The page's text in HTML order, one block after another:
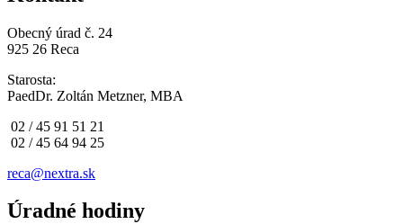
Obecný úrad č. 24
925 26 Reca
Starosta:
PaedDr. Zoltán Metzner, MBA
02 / 45 91 51 21
02 / 45 64 94 25
reca@nextra.sk
Úradné hodiny